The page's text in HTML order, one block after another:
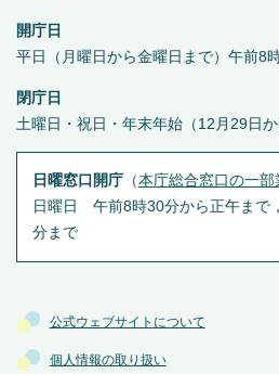
公式ウェブサイトについて
個人情報の取り扱い
開庁日
平日（月曜日から金曜日まで）午前8
閉庁日
土曜日・祝日・年末年始（12月29日か
日曜窓口開庁（本庁総合窓口の一部
日曜日 午前8時30分から正午まで
分まで